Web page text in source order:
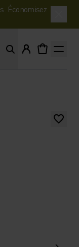
Économisez